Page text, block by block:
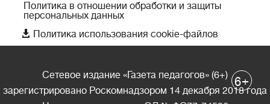
Политика в отношении обработки и защиты
персональных данных
 Политика использования cookie-файлов
Сетевое издание «Газета педагогов» (6+)
зарегистрировано Роскомнадзором 14 декабря 2018 года
6+